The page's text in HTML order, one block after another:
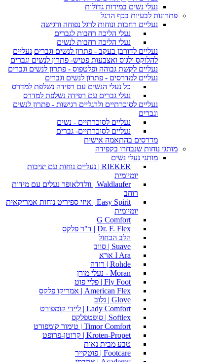
נעלי נשים במידות גדולות
פתרונות לבעיות בכף הרגל
נעליים רחבות ונוחות לרגל נפוחה ורגישה
נעלי הליכה רחבות לגברים
נעלי הליכה רחבות לנשים
נעליים לדורבן בעקב - פתרון לנשים וגברים נעליים
להלוקס ולגוס ואצבעות פטיש- פתרון לנשים וגברים
נעליים לקשת גבוהה ופלטפוס - פתרון לנשים וגברים
נעליים למדרסים - פתרון לנשים וגברים
כל נעלי הנשים עם רפידה נשלפת למדרס
נעלי גברים עם רפידה נשלפת למדרס
נעליים לסוכרתיים ולרגליים רגישות - פתרון לנשים
וגברים
נעליים לסוכרתיים - נשים
נעליים לסוכרתיים- גברים
מדרסים בהתאמה אישית
מותגי נוחות שנבחרו בקפידה
מותגי נעלי נשים
RIEKER | נעליים נוחות עם יציבות
יומיומית
Waldlaufer | וולדלאופר נעלים עם מידות
רוחב
Easy Spirit | איזי ספיריט נוחות אמריקאית
יומיומית
G Comfort
Dr. F. Flex | ד"ר פלקס
הלב הכחול
Suave | סווב
I Ara ארא
Rohde | רודה
Moran - נעלי מורן
Fly Foot | פליי פוט
American Flex | אמריקו פלקס
Glove | גלוב
Lady Comfort | ליידי קומפורט
Softlex | סופטפלקס
Timor Comfort | טימור קומפורט
Kroten-Propet | קרוטן-פרופט
טבע מבית נאות
Footcare | פוטקייר